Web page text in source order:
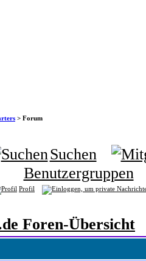
> Forum
Suchen
Benutzergruppen
Profil
Foren-Übersicht